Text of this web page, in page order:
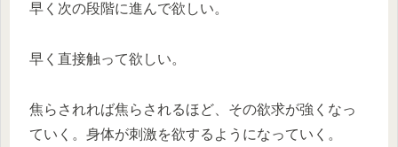
早く次の段階に進んで欲しい。
早く直接触って欲しい。
焦らされれば焦らされるほど、その欲求が強くなっ
ていく。身体が刺激を欲するようになっていく。